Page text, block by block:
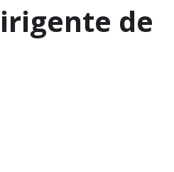
de